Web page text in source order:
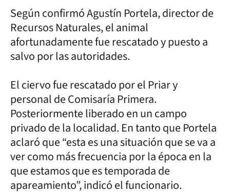
Según confirmó Agustín Portela, director de
Recursos Naturales, el animal
afortunadamente fue rescatado y puesto a
salvo por las autoridades.
El ciervo fue rescatado por el Priar y
personal de Comisaría Primera.
Posteriormente liberado en un campo
privado de la localidad. En tanto que Portela
aclaró que “esta es una situación que se va a
ver como más frecuencia por la época en la
que estamos que es temporada de
apareamiento”, indicó el funcionario.